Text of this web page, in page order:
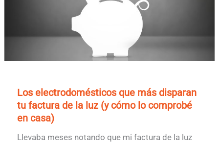
Los electrodomésticos que más disparan
tu factura de la luz (y cómo lo comprobé
en casa)
Llevaba meses notando que mi factura de la luz